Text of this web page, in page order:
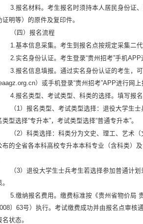
3.报名材料。考生报名时须持本人居民身份证
证明等）的原件及复印件。
（四）报名流程
1.基本信息采集。考生到报名点按规定采集二
2.实名身份认证。考生登录“贵州招考”手机APP
3.报名信息填报。通过实名身份认证的考生，
）或手机登录“贵州招考”APP进行网
4.报名类型、考试类型、科类的选择。填写报
（1）报名类型、考试类型选择：退役大学生
类型选择“专升本”，考试类型选择“普通专升本”。
（2）科类选择：科类分为文史、理工、艺术
布的全省各本科高校专升本本科专业（含科类）
（3）退役大学生士兵考生若选择参加普通计
5.缴纳报名费用。缴费标准按《贵州省物价局
〕63号）执行。考试缴费成功并由报名点审
名状态。